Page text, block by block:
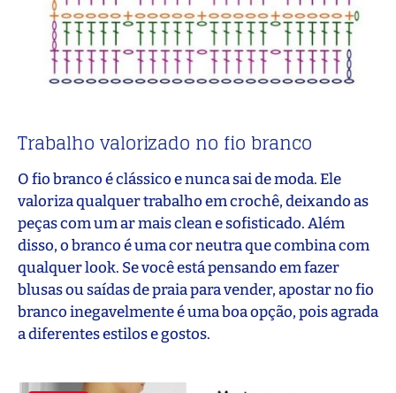
Trabalho valorizado no fio branco
O fio branco é clássico e nunca sai de moda. Ele
valoriza qualquer trabalho em crochê, deixando as
peças com um ar mais clean e sofisticado. Além
disso, o branco é uma cor neutra que combina com
qualquer look. Se você está pensando em fazer
blusas ou saídas de praia para vender, apostar no fio
branco inegavelmente é uma boa opção, pois agrada
a diferentes estilos e gostos.